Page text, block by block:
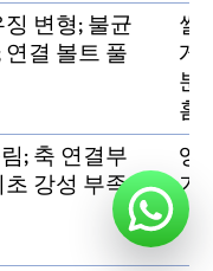
변형; 불균
결 볼트 풀
씰
게
분
홈
; 축 연결부
강성 부족
앵
기